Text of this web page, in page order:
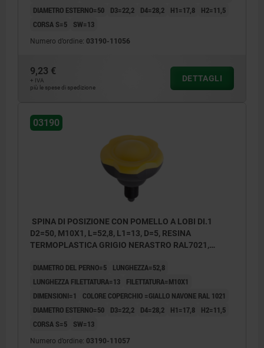
DIAMETRO ESTERNO=50
D3=22,2 D4=28,2 H1=17,8
H2=11,5
CORSA S=5
SW=13
Numero d’ordine: 03190-11056
9,23 €
+ IVA
più le spese di spedizione
DETTAGLI
03190
SPINA DI POSIZIONE CON POMELLO A LOBI DI.1
D2=50, M10X1, L=52,8, L1=13, D=5, RESINA
TERMOPLASTICA GRIGIO NERASTRO RAL7021,
COPERCHIO:GIALLO RAL1021
DIAMETRO DEL PERNO=5
LUNGHEZZA=52,8
LUNGHEZZA FILETTATURA=13
FILETTATURA=M10X1
DIMENSIONI=1
COLORE COPERCHIO =GIALLO NAVONE RAL 1021
DIAMETRO ESTERNO=50
D3=22,2 D4=28,2 H1=17,8
H2=11,5
CORSA S=5
SW=13
Numero d’ordine: 03190-11057